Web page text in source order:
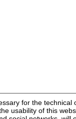
for the
usability of this